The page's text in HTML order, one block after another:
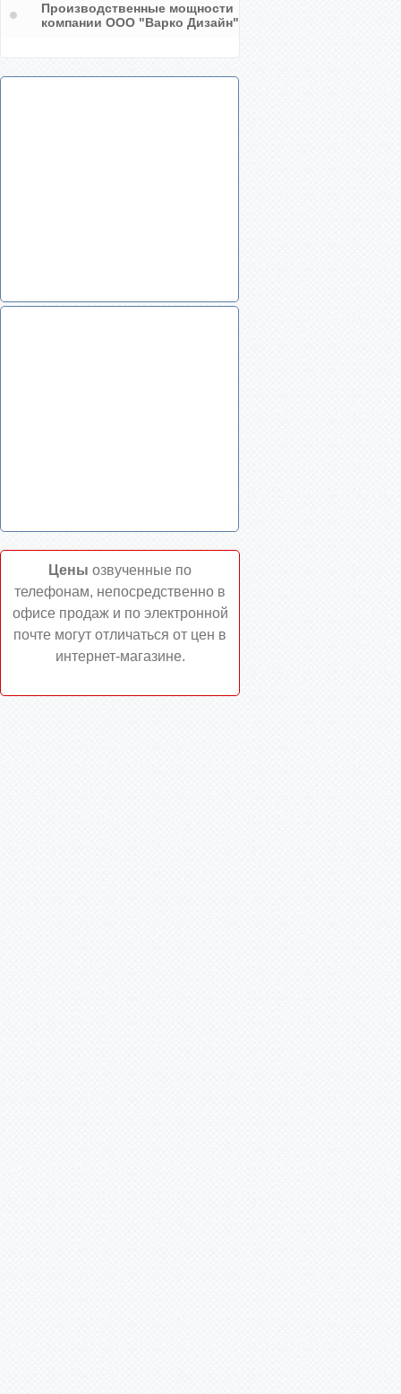
Производственные мощности
компании ООО "Варко Дизайн"
Цены озвученные по
телефонам, непосредственно в
офисе продаж и по электронной
почте могут отличаться от цен в
интернет-магазине.